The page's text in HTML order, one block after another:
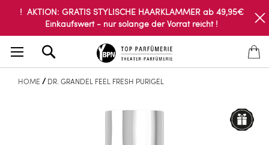
! AKTION: GRATIS STYLISCHE HAARKLAMMER ab 49,95€
Einkaufswert - nur solange der Vorrat reicht !
HOME DR. GRANDEL FEEL FRESH PURIGEL